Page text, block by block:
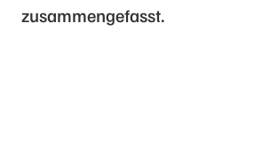
zusammengefasst.